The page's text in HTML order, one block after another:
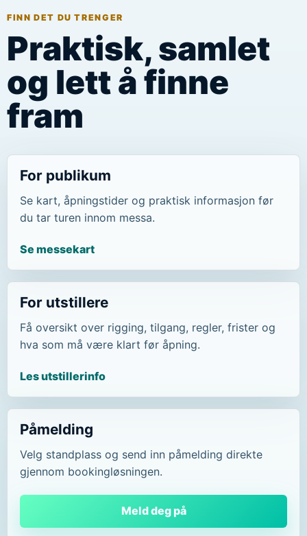
FINN DET DU TRENGER
Praktisk, samlet
og lett å finne
fram
For publikum
Se kart, åpningstider og praktisk informasjon før
du tar turen innom messa.
Se messekart
For utstillere
Få oversikt over rigging, tilgang, regler, frister og
hva som må være klart før åpning.
Les utstillerinfo
Påmelding
Velg standplass og send inn påmelding direkte
gjennom bookingløsningen.
Meld deg på